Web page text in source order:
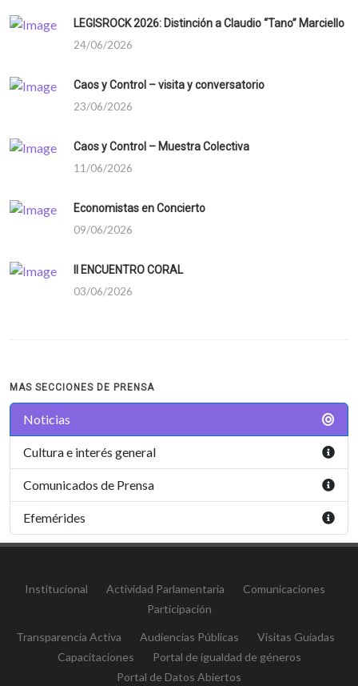
LEGISROCK 2026: Distinción a Claudio “Tano” Marciello
24/06/2026
Caos y Control – visita y conversatorio
23/06/2026
Caos y Control – Muestra Colectiva
11/06/2026
Economistas en Concierto
09/06/2026
II ENCUENTRO CORAL
03/06/2026
MAS SECCIONES DE PRENSA
Noticias
Cultura e interés general
Comunicados de Prensa
Efemérides
Institucional Actividad Parlamentaria
Comunicaciones
Participación
Transparencia Activa Audiencias Públicas
Visitas Guiadas
Capacitaciones
Portal de igualdad de géneros
Portal de Datos Abiertos